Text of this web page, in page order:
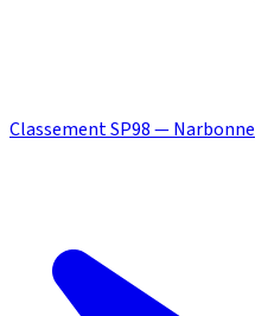
Classement SP98 — Narbonne